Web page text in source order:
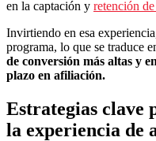
en la captación y retención
Invirtiendo en esa
programa, lo que se traduce
de conversión más altas y
plazo en afiliación.
Estrategias clave
la experiencia de